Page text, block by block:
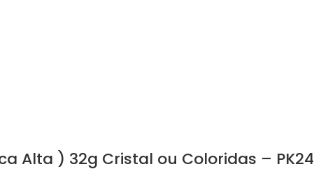
Alta ) 32g Cristal ou Coloridas – PK24